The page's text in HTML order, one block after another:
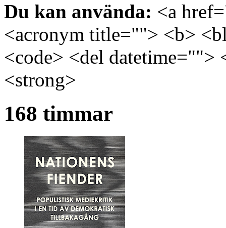
Du kan använda: <a
<acronym title=""> <b>
<code> <del
<strong>
168 timmar